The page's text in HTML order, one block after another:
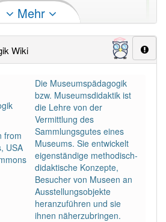
-museumspädagogikaber mit
: 0
Nutzer haben den Artikel
Mehr
Wiki
from
USA
Die Museumspädagogik
bzw. Museumsdidaktik ist
die Lehre von der
Vermittlung des
Sammlungsgutes eines
Museums. Sie entwickelt
eigenständige methodisch-
didaktische Konzepte,
Besucher von Museen an
Ausstellungsobjekte
heranzuführen und sie
ihnen näherzubringen.